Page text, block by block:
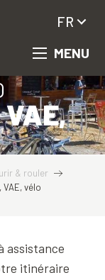
MENU
FR
& rouler
vélo
assistance
itinéraire